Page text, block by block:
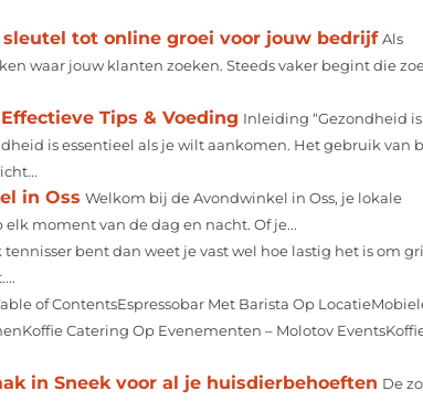
tot online groei voor jouw bedrijf Als
waar jouw klanten zoeken. Steeds vaker begint die
Tips & Voeding Inleiding “Gezondheid is
is essentieel als je wilt aankomen. Het gebruik van
in Oss Welkom bij de Avondwinkel in Oss, je lokale
moment van de dag en nacht. Of je...
tennisser bent dan weet je vast wel hoe lastig het is om
of ContentsEspressobar Met Barista Op
Catering Op Evenementen – Molotov
in Sneek voor al je huisdierbehoeften De